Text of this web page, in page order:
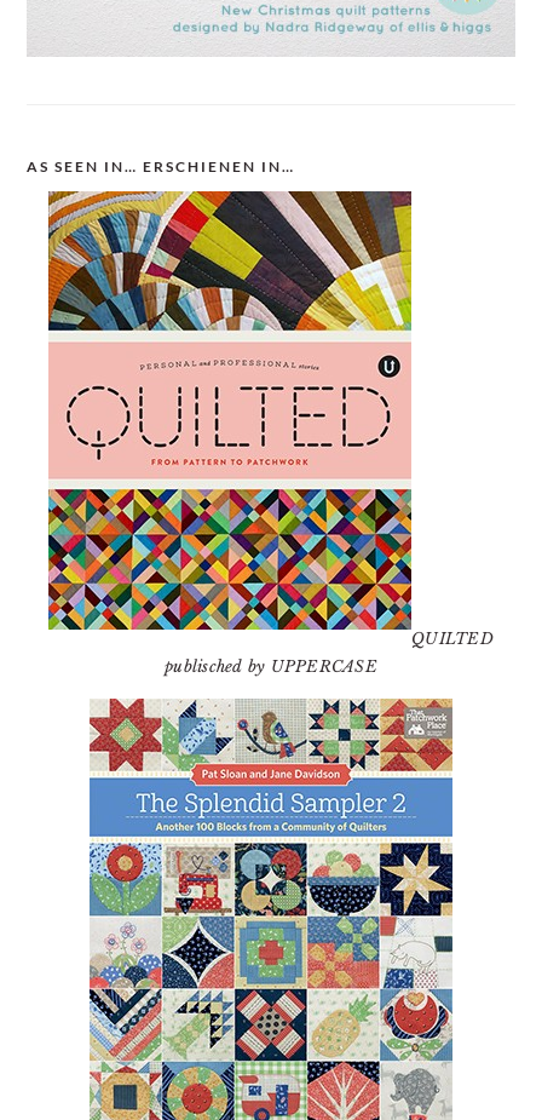
AS SEEN IN… ERSCHIENEN IN…
QUILTED
publisched by UPPERCASE